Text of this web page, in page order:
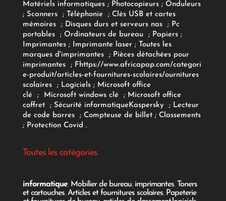
Matériels informatiques; Photocopieurs; Onduleurs
; Scanners ; Téléphonie ; Clés USB et cartes
mémoires
; Disques durs et serveurs nas ; Pc
portables
; Ordinateurs de bureau ; Papiers;
Imprimantes;Imprimante laser; Toutes les
marques d'imprimantes
; Pièces détachées pour
imprimantes
; Fhttps://www.africapap.com/categori
e-produit/articles-et-fournitures-scolaires/ournitures
scolaires; Logiciels ; Microsoft office
clé
; Microsoft windows clé; Microsoft office
coffret ; Sécurité informatiqueKaspersky ; Lecteur
de code barres
; Compteuse de billet; Classements
; Protection Covid .
Toutes les catégories
informatique, Mobilier de bureau, imprimantes,Toners
et cartouches,Articles et fournitures scolaires, Papeterie